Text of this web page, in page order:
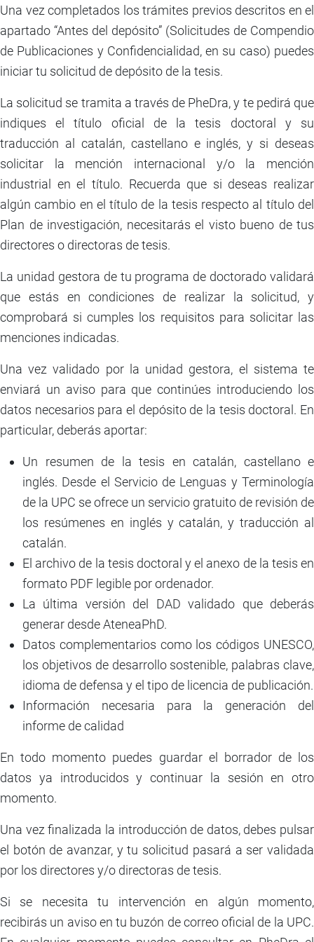
Una vez completados los trámites previos descritos en el
apartado “Antes del depósito” (Solicitudes de Compendio
de Publicaciones y Confidencialidad, en su caso) puedes
iniciar tu solicitud de depósito de la tesis.
La solicitud se tramita a través de PheDra, y te pedirá que
indiques el título oficial de la tesis doctoral y su
traducción al catalán, castellano e inglés, y si deseas
solicitar la mención internacional y/o la mención
industrial en el título. Recuerda que si deseas realizar
algún cambio en el título de la tesis respecto al título del
Plan de investigación, necesitarás el visto bueno de tus
directores o directoras de tesis.
La unidad gestora de tu programa de doctorado validará
que estás en condiciones de realizar la solicitud, y
comprobará si cumples los requisitos para solicitar las
menciones indicadas.
Una vez validado por la unidad gestora, el sistema te
enviará un aviso para que continúes introduciendo los
datos necesarios para el depósito de la tesis doctoral. En
particular, deberás aportar:
Un resumen de la tesis en catalán, castellano e
inglés. Desde el Servicio de Lenguas y Terminología
de la UPC se ofrece un servicio gratuito de revisión de
los resúmenes en inglés y catalán, y traducción al
catalán.
El archivo de la tesis doctoral y el anexo de la tesis en
formato PDF legible por ordenador.
La última versión del DAD validado que deberás
generar desde AteneaPhD.
Datos complementarios como los códigos UNESCO,
los objetivos de desarrollo sostenible, palabras clave,
idioma de defensa y el tipo de licencia de publicación.
Información necesaria para la generación del
informe de calidad
En todo momento puedes guardar el borrador de los
datos ya introducidos y continuar la sesión en otro
momento.
Una vez finalizada la introducción de datos, debes pulsar
el botón de avanzar, y tu solicitud pasará a ser validada
por los directores y/o directoras de tesis.
Si se necesita tu intervención en algún momento,
recibirás un aviso en tu buzón de correo oficial de la UPC.